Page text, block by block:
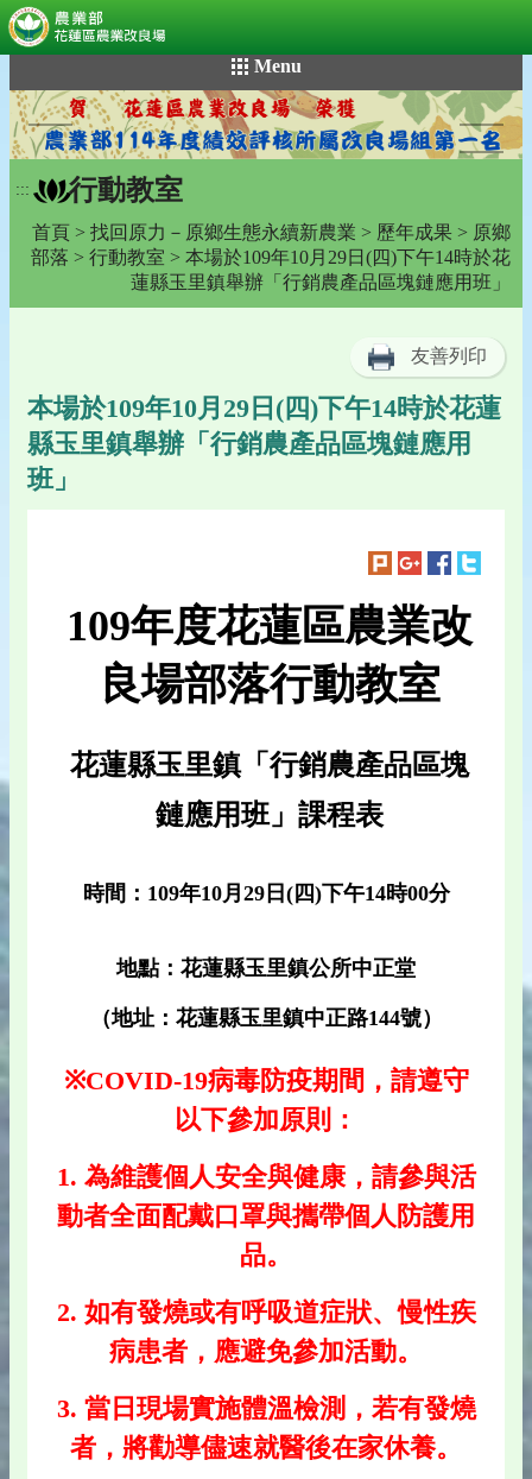
到
主
要
內
容
Menu
::: 行動教室
首頁 > 找回原力－原鄉生態永續新農業 > 歷年成果 > 原鄉
部落 > 行動教室 > 本場於109年10月29日(四)下午14時於花
蓮縣玉里鎮舉辦「行銷農產品區塊鏈應用班」
友善列印
本場於109年10月29日(四)下午14時於花蓮
縣玉里鎮舉辦「行銷農產品區塊鏈應用
班」
109年度花蓮區農業改
良場部落行動教室
花蓮縣玉里鎮「行銷農產品區塊
鏈應用班」課程表
時間：109年10月29日(四)下午14時00分
地點：花蓮縣玉里鎮公所中正堂
（地址：花蓮縣玉里鎮中正路144號）
※COVID-19病毒防疫期間，請遵守
以下參加原則：
1. 為維護個人安全與健康，請參與活
動者全面配戴口罩與攜帶個人防護用
品。
2. 如有發燒或有呼吸道症狀、慢性疾
病患者，應避免參加活動。
3. 當日現場實施體溫檢測，若有發燒
者，將勸導儘速就醫後在家休養。